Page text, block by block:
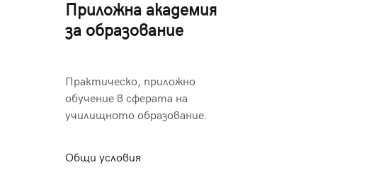
Приложна академия
за образование
Практическо, приложно
обучение в сферата на
училищното образование.
Общи условия